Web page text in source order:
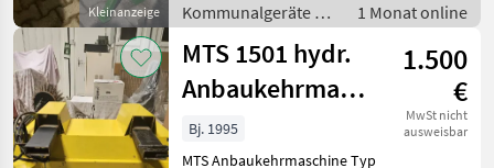
Kleinanzeige
Kommunalgeräte /
Kehrtechnik
1 Monat online
MTS 1501 hydr.
Anbaukehrmaschine
für Stapler,
Radlader
1.500
€
MwSt nicht
ausweisbar
Bj. 1995
MTS Anbaukehrmaschine Typ